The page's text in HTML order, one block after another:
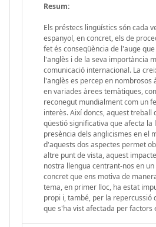
Resum:
Els préstecs lingüístics són cada
espanyol, en concret, els de
fet és conseqüència de l'auge
l'anglès i de la seva importància
comunicació internacional. La
l'anglès es percep en nombrosos
en variades àrees temàtiques,
reconegut mundialment com un
interès. Així doncs, aquest treball
qüestió significativa que afecta la
presència dels anglicismes en el
d'aquests dos aspectes permet
altre punt de vista, aquest
nostra llengua centrant-nos en
concret que ens motiva de
tema, en primer lloc, ha estat
propi i, també, per la repercussió
que s'ha vist afectada per factors